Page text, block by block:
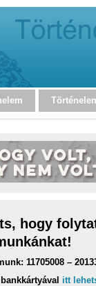
hogy
11705008 –
itt